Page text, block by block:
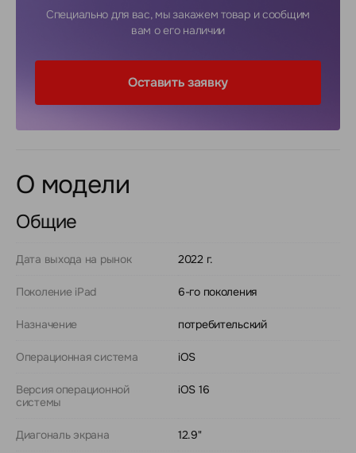
Специально для вас, мы закажем товар и сообщим
вам о его наличии
Оставить заявку
О модели
Общие
Дата выхода на рынок 2022 г.
Поколение iPad 6-го поколения
Назначение потребительский
Операционная система iOS
Версия операционной
системы
iOS 16
Диагональ экрана 12.9"